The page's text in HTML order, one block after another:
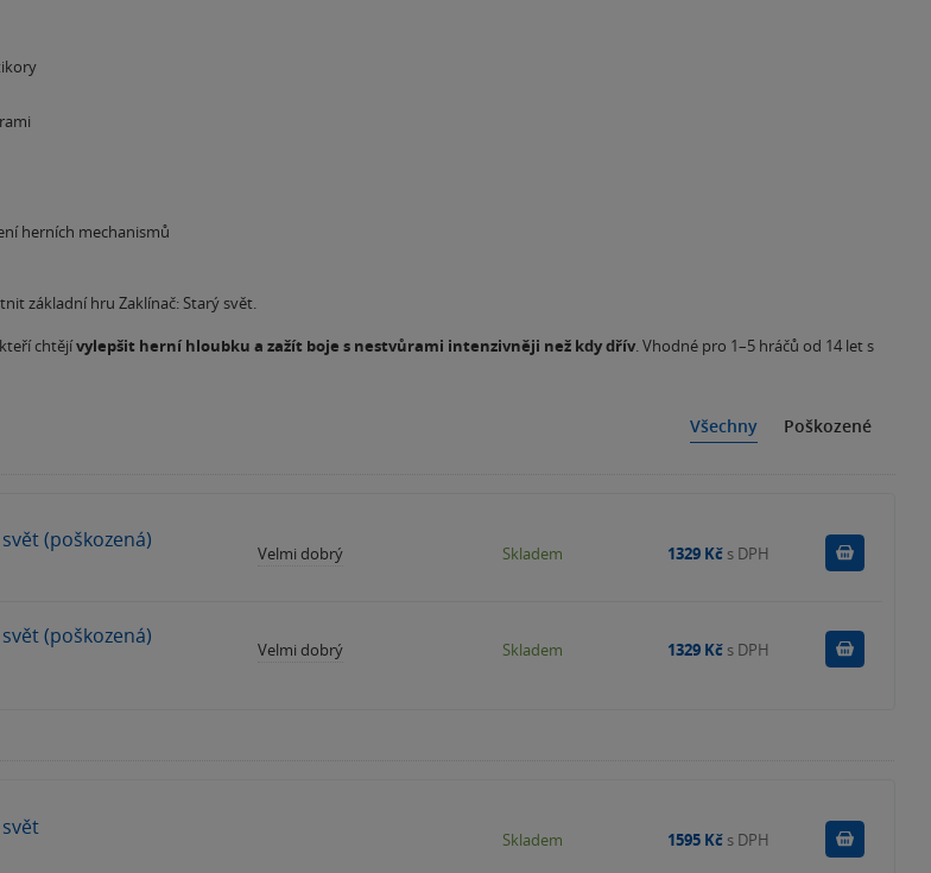
herních mechanismů
základní hru Zaklínač: Starý svět.
chtějívylepšit herní hloubku a zažít boje s nestvůrami intenzivněji než kdy dřív. Vhodné pro 1–5 hráčů od 14 let s
Všechny Poškozené
(poškozená)
Velmi dobrý Skladem 1329 Kč s DPH
(poškozená)
Velmi dobrý Skladem 1329 Kč s DPH
Skladem 1595 Kč s DPH